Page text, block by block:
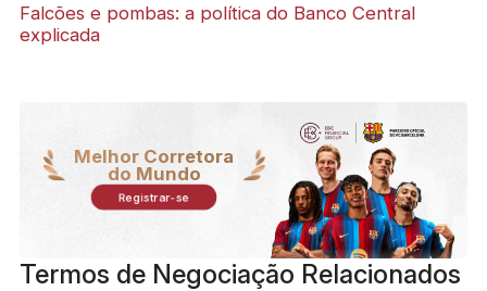
Falcões e pombas: a política do Banco Central
explicada
Melhor Corretora
do Mundo
Registrar-se
Termos de Negociação Relacionados